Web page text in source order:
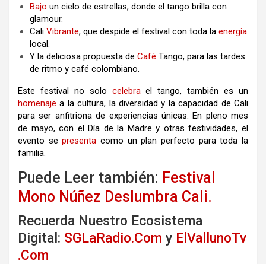
Bajo un cielo de estrellas, donde el tango brilla con
glamour.
Cali Vibrante, que despide el festival con toda la energía
local.
Y la deliciosa propuesta de Café Tango, para las tardes
de ritmo y café colombiano.
Este festival no solo celebrael tango, también es un
homenaje a la cultura, la diversidad y la capacidad de Cali
para ser anfitriona de experiencias únicas. En pleno mes
de mayo, con el Día de la Madre y otras festividades, el
evento sepresenta como un plan perfecto para toda la
familia.
Puede Leer también: Festival
Mono Núñez Deslumbra Cali.
Recuerda Nuestro Ecosistema
Digital: SGLaRadio.Com y ElVallunoTv
.Com